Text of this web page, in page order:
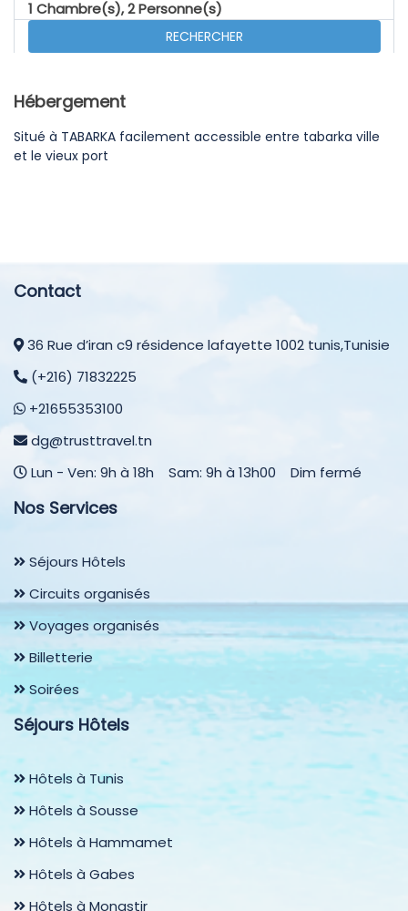
1 Chambre(s),2Personne(s)
RECHERCHER
Hébergement
Situé à TABARKA facilement accessible entre tabarka ville
et le vieux port
Contact
36 Rue d’iran c9 résidence lafayette 1002 tunis,Tunisie
(+216) 71832225
+21655353100
dg@trusttravel.tn
Lun - Ven: 9h à 18h Sam: 9h à 13h00 Dim fermé
Nos Services
Séjours Hôtels
Circuits organisés
Voyages organisés
Billetterie
Soirées
Séjours Hôtels
Hôtels à Tunis
Hôtels à Sousse
Hôtels à Hammamet
Hôtels à Gabes
Hôtels à Monastir